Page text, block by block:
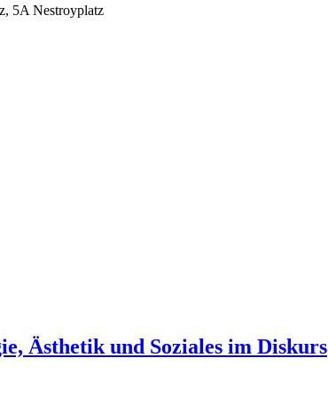
5A Nestroyplatz
Ästhetik und Soziales im Diskurs